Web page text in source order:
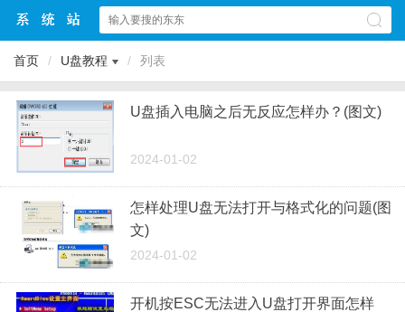
首页 / U盘教程 / 列表
U盘插入电脑之后无反应怎样办？(图文)
2024-01-02
怎样处理U盘无法打开与格式化的问题(图
文)
2024-01-02
开机按ESC无法进入U盘打开界面怎样